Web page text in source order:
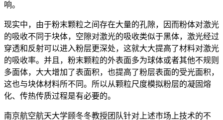
响。
现实中，由于粉末颗粒之间存在大量的孔隙，因而粉体对激光
的吸收不同于块体，空隙对激光的吸收类似于黑体，激光经过
穿透和反射可以进入粉层更深处，这就大大提高了材料对激光
的吸收率。并且，粉末颗粒的外表面多为球体或者其他不规则
多面体，大大增加了表面积，也提高了粉层表面的受光面积，
这也与块体材料所不同。所以从颗粒尺度模拟粉层的凝固熔
化、传热传质过程是有必要的。
南京航空航天大学顾冬冬教授团队针对上述市场上技术的不